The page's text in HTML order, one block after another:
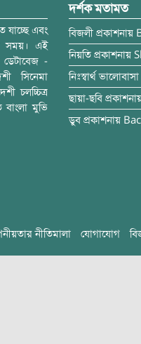
যাচ্ছে এবং
সময়। এই
ডেটাবেজ -
সিনেমা
চলচ্চিত্র
বাংলা মুভি
দর্শক মতামত
বিজলী প্রকাশনায়
নিয়তি প্রকাশনায়
নিঃস্বার্থ ভালোবাসা
ছায়া-ছবি
ডুব প্রকাশনায়
নীতিমালা যোগাযোগ